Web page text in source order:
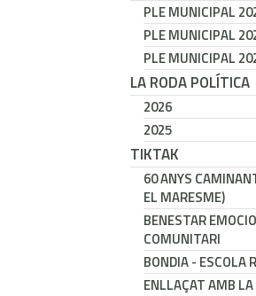
PLE MUNICIPAL
PLE MUNICIPAL
PLE MUNICIPAL
LA RODA POLÍTICA
2026
2025
TIKTAK
60 ANYS
EL MARESME)
BENESTAR
COMUNITARI
BONDIA - ESCOLA
ENLLAÇAT AMB